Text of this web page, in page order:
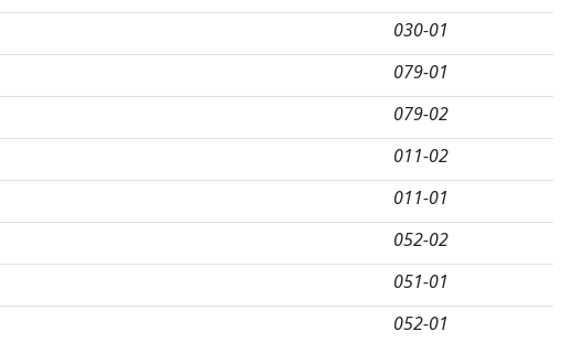
030-01
079-01
079-02
011-02
011-01
052-02
051-01
052-01